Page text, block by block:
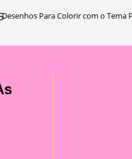
Desenhos Para Colorir com o Tema